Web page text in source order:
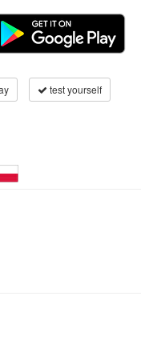
test yourself